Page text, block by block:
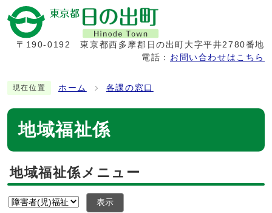
〒190-0192
東京都西多摩郡日の出町大字平井2780番地
電話： お問い合わせはこちら
現在位置 ホーム 各課の窓口
地域福祉係
地域福祉係メニュー
表示